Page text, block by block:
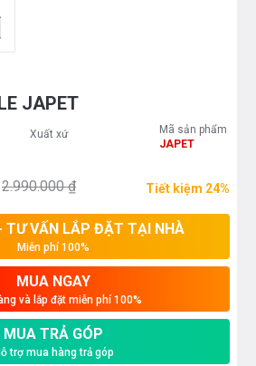
JAPET
Xuất xứ
Mã sản phẩm
JAPET
2.990.000 ₫ Tiết kiệm 24%
TƯ VẤN LẮP ĐẶT TẠI NHÀ
Miễn phí 100%
MUA NGAY
và lắp đặt miễn phí 100%
MUA TRẢ GÓP
trợ mua hàng trả góp